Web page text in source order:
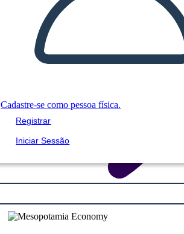
Cadastre-se como pessoa física.
Registrar
Iniciar Sessão